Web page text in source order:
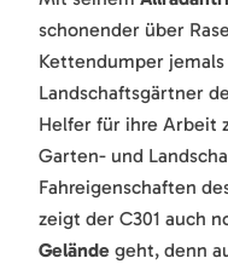
schonender über
Kettendumper
Landschaftsgärtner
Helfer für ihre Arbeit
Garten- und
Fahreigenschaften
zeigt der C301 auch
Gelände geht, denn